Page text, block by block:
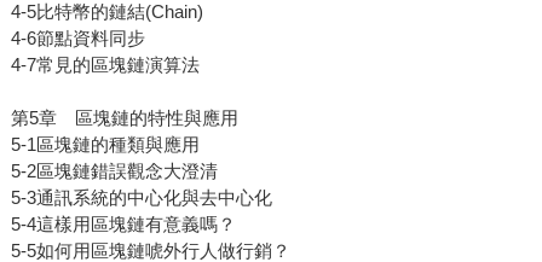
4-5比特幣的鏈結(Chain)
4-6節點資料同步
4-7常見的區塊鏈演算法
第5章 區塊鏈的特性與應用
5-1區塊鏈的種類與應用
5-2區塊鏈錯誤觀念大澄清
5-3通訊系統的中心化與去中心化
5-4這樣用區塊鏈有意義嗎？
5-5如何用區塊鏈唬外行人做行銷？